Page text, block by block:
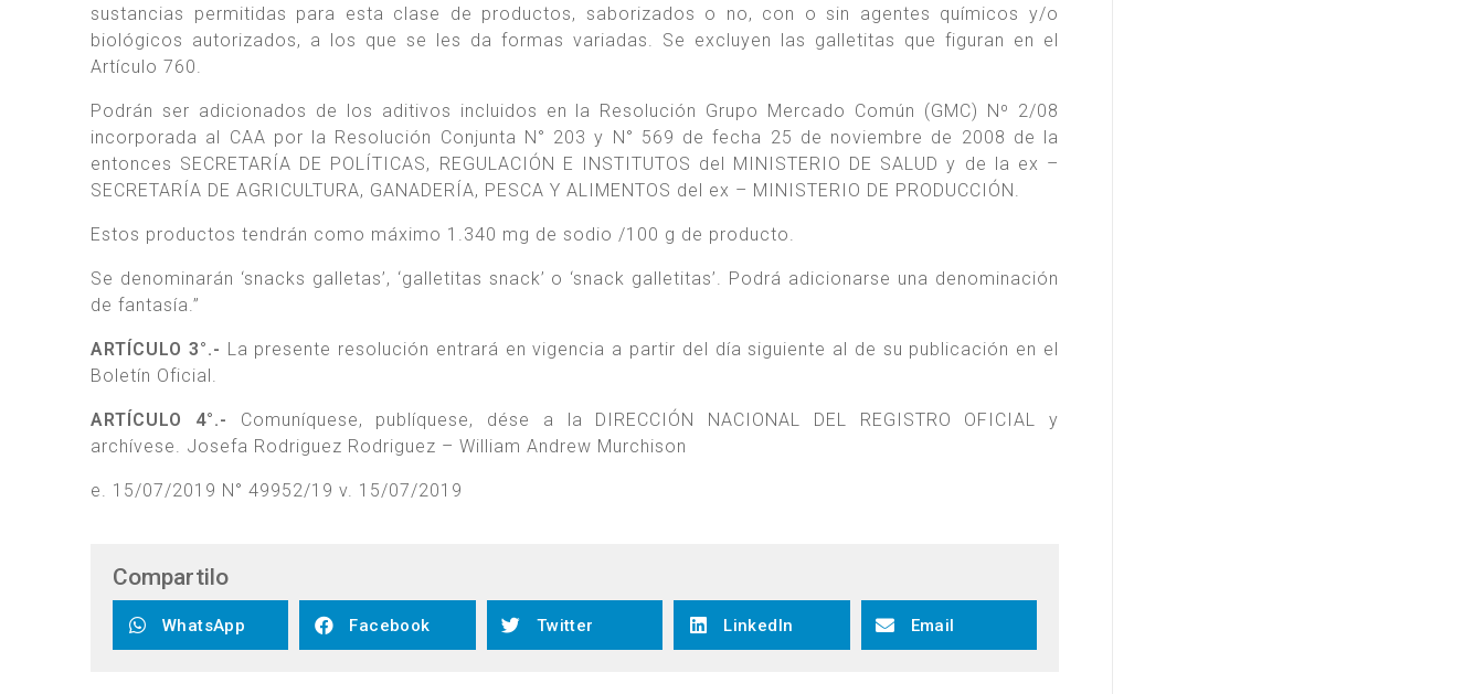
sustancias permitidas para esta clase de productos, saborizados o no, con o sin agentes químicos y/o
biológicos autorizados, a los que se les da formas variadas. Se excluyen las galletitas que figuran en el
Artículo 760.
Podrán ser adicionados de los aditivos incluidos en la Resolución Grupo Mercado Común (GMC) Nº 2/08
incorporada al CAA por la Resolución Conjunta N° 203 y N° 569 de fecha 25 de noviembre de 2008 de la
entonces SECRETARÍA DE POLÍTICAS, REGULACIÓN E INSTITUTOS del MINISTERIO DE SALUD y de la ex –
SECRETARÍA DE AGRICULTURA, GANADERÍA, PESCA Y ALIMENTOS del ex – MINISTERIO DE PRODUCCIÓN.
Estos productos tendrán como máximo 1.340 mg de sodio /100 g de producto.
Se denominarán ‘snacks galletas’, ‘galletitas snack’ o ‘snack galletitas’. Podrá adicionarse una denominación
de fantasía.”
ARTÍCULO 3°.- La presente resolución entrará en vigencia a partir del día siguiente al de su publicación en el
Boletín Oficial.
ARTÍCULO 4°.- Comuníquese, publíquese, dése a la DIRECCIÓN NACIONAL DEL REGISTRO OFICIAL y
archívese. Josefa Rodriguez Rodriguez – William Andrew Murchison
e. 15/07/2019 N° 49952/19 v. 15/07/2019
Compartilo
WhatsApp Facebook Twitter LinkedIn Email